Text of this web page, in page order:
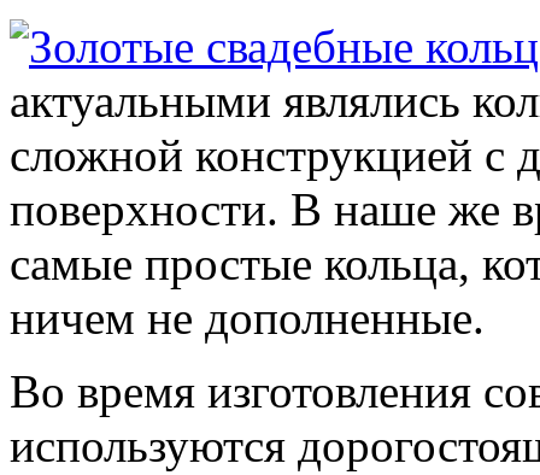
актуальными являлись
сложной конструкцией с
поверхности. В наше же
самые простые кольца,
ничем не дополненные.
Во время изготовления
используются